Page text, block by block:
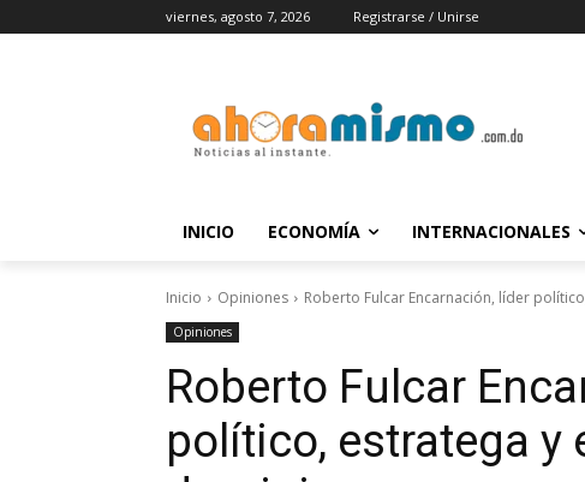
viernes, agosto 7, 2026 Registrarse / Unirse
INICIO ECONOMÍA INTERNACIONALES
Inicio Opiniones Roberto Fulcar Encarnación, líder
Opiniones
Roberto Fulcar
político, estratega y